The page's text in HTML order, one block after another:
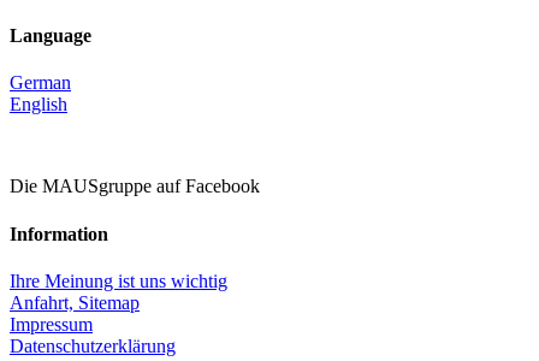
Language
German
English
Die MAUSgruppe auf Facebook
Information
Ihre Meinung ist uns wichtig
Anfahrt, Sitemap
Impressum
Datenschutzerklärung